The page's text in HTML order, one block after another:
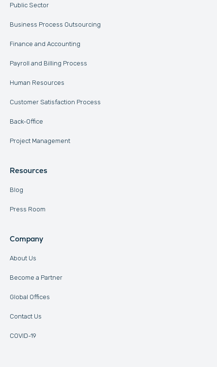
Public Sector
Business Process Outsourcing
Finance and Accounting
Payroll and Billing Process
Human Resources
Customer Satisfaction Process
Back-Office
Project Management
Resources
Blog
Press Room
Company
About Us
Become a Partner
Global Offices
Contact Us
COVID-19